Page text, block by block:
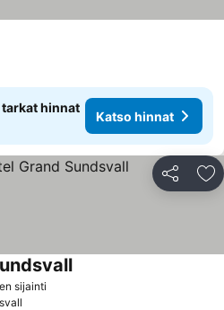
hinnat
hinnat
Katso hinnat
Jaa
sijainti
Katso hinnat